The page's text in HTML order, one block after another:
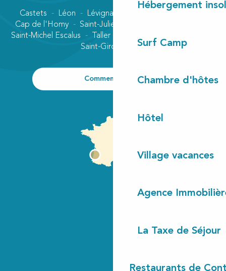
Hébergement
Surf Camp
Chambre d'hôtes
Hôtel
Village vacances
Agence
La Taxe de Séjour
Restaurants de
Castets Léon Lévignacq
Cap de l'Homy
Saint-Julien-en-Born
Saint-Michel Escalus
Taller
Saint-Girons plage
Comment venir ?